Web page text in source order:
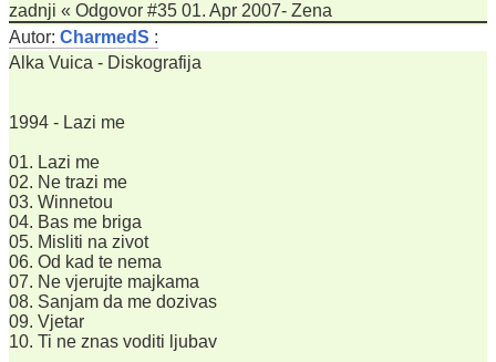
zadnji « Odgovor #35 01. Apr 2007- Zena
Autor: CharmedS :
Alka Vuica - Diskografija
1994 - Lazi me
01. Lazi me
02. Ne trazi me
03. Winnetou
04. Bas me briga
05. Misliti na zivot
06. Od kad te nema
07. Ne vjerujte majkama
08. Sanjam da me dozivas
09. Vjetar
10. Ti ne znas voditi ljubav